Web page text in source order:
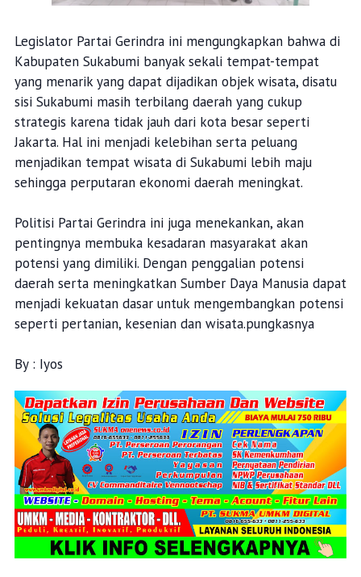
Legislator Partai Gerindra ini mengungkapkan bahwa di
Kabupaten Sukabumi banyak sekali tempat-tempat
yang menarik yang dapat dijadikan objek wisata, disatu
sisi Sukabumi masih terbilang daerah yang cukup
strategis karena tidak jauh dari kota besar seperti
Jakarta. Hal ini menjadi kelebihan serta peluang
menjadikan tempat wisata di Sukabumi lebih maju
sehingga perputaran ekonomi daerah meningkat.
Politisi Partai Gerindra ini juga menekankan, akan
pentingnya membuka kesadaran masyarakat akan
potensi yang dimiliki. Dengan penggalian potensi
daerah serta meningkatkan Sumber Daya Manusia dapat
menjadi kekuatan dasar untuk mengembangkan potensi
seperti pertanian, kesenian dan wisata.pungkasnya
By : Iyos